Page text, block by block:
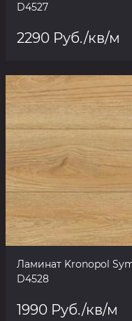
D4527
2290 Руб./кв/м
Ламинат Kronopol
D4528
1990 Руб./кв/м